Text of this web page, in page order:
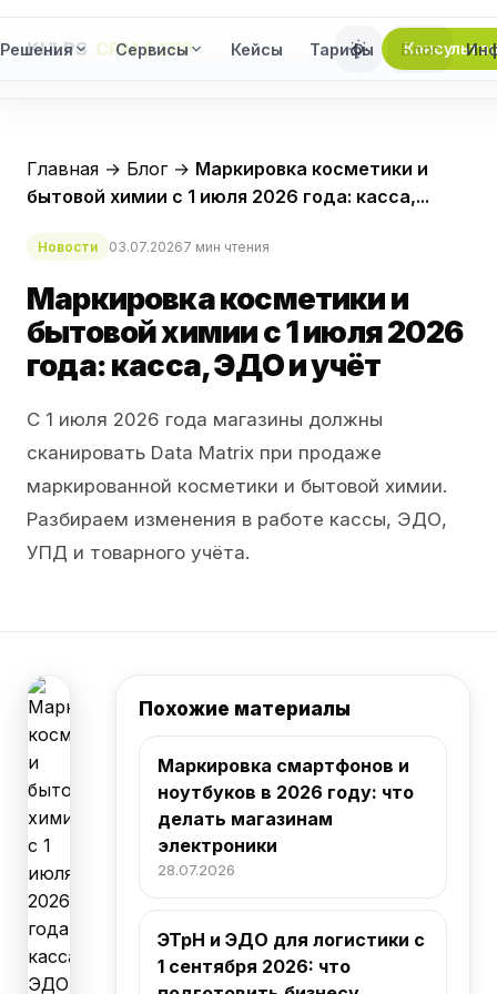
KULPS CRM & ERP
Решения Сервисы Кейсы Тарифы Блог
Главная → Блог → Маркировка косметики и
бытовой химии с 1 июля 2026 года: касса,...
Новости 03.07.20267 мин чтения
Маркировка косметики и
бытовой химии с 1 июля 2026
года: касса, ЭДО и учёт
С 1 июля 2026 года магазины должны
сканировать Data Matrix при продаже
маркированной косметики и бытовой химии.
Разбираем изменения в работе кассы, ЭДО,
УПД и товарного учёта.
Похожие материалы
Маркировка смартфонов и
ноутбуков в 2026 году: что
делать магазинам
электроники
28.07.2026
ЭТрН и ЭДО для логистики с
1 сентября 2026: что